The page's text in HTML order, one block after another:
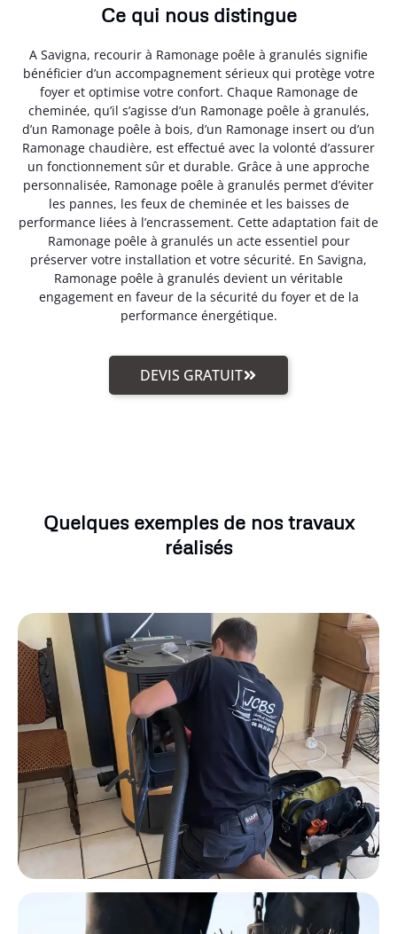
Ce qui nous distingue
A Savigna, recourir à Ramonage poêle à granulés signifie
bénéficier d’un accompagnement sérieux qui protège votre
foyer et optimise votre confort. Chaque Ramonage de
cheminée, qu’il s’agisse d’un Ramonage poêle à granulés,
d’un Ramonage poêle à bois, d’un Ramonage insert ou d’un
Ramonage chaudière, est effectué avec la volonté d’assurer
un fonctionnement sûr et durable. Grâce à une approche
personnalisée, Ramonage poêle à granulés permet d’éviter
les pannes, les feux de cheminée et les baisses de
performance liées à l’encrassement. Cette adaptation fait de
Ramonage poêle à granulés un acte essentiel pour
préserver votre installation et votre sécurité. En Savigna,
Ramonage poêle à granulés devient un véritable
engagement en faveur de la sécurité du foyer et de la
performance énergétique.
DEVIS GRATUIT
Quelques exemples de nos travaux
réalisés